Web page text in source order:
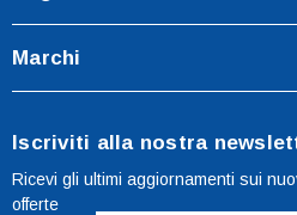
Marchi
Iscriviti alla nostra
Ricevi gli ultimi aggiornamenti sui
offerte